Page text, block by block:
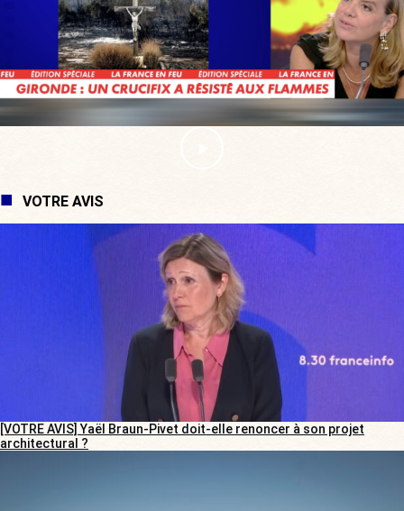
VOTRE AVIS
[VOTRE AVIS] Yaël Braun-Pivet doit-elle renoncer à son projet
architectural ?